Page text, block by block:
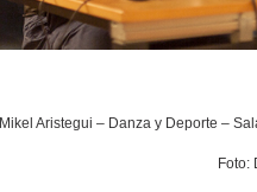
Mikel Aristegui – Danza y Deporte –
Foto: